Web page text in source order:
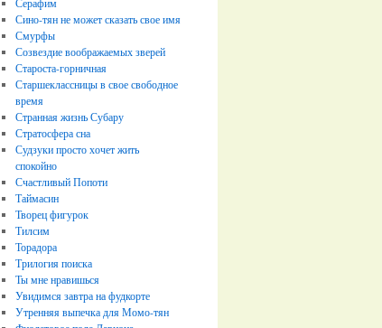
Сино-тян не может сказать свое имя
Смурфы
Созвездие воображаемых зверей
Староста-горничная
Старшеклассницы в свое свободное
время
Странная жизнь Субару
Стратосфера сна
Судзуки просто хочет жить
спокойно
Счастливый Попоти
Таймасин
Творец фигурок
Тилсим
Торадора
Трилогия поиска
Ты мне нравишься
Увидимся завтра на фудкорте
Утренняя выпечка для Момо-тян